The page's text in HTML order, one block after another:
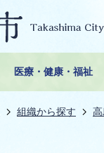
医療・健康・福祉
組織から探す